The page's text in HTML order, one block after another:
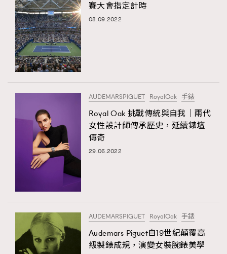
賽大會指定計時
08.09.2022
AUDEMARSPIGUET RoyalOak 手錶
Royal Oak 挑戰傳統與自我｜兩代
女性設計師傳承歷史，延續錶壇
傳奇
29.06.2022
AUDEMARSPIGUET RoyalOak 手錶
Audemars Piguet自19世紀顛覆高
級製錶成規，演變女裝腕錶美學